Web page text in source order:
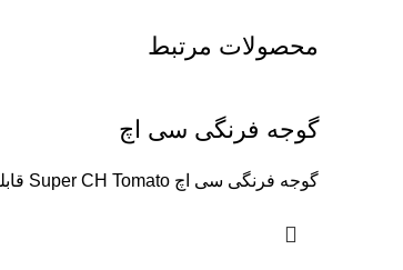
محصولات مرتبط
گوجه فرنگی سی اچ
گوجه فرنگی سی اچ Super CH Tomato قابلیت برداشت ۶۵ : روز پس از انتقال نشاء شکل میوه : گرد